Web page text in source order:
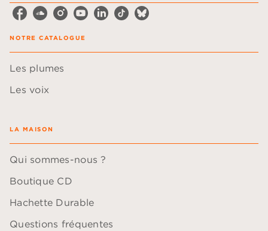
NOTRE CATALOGUE
Les plumes
Les voix
LA MAISON
Qui sommes-nous ?
Boutique CD
Hachette Durable
Questions fréquentes